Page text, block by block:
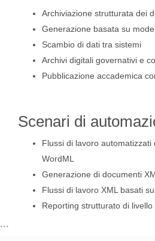
Archiviazione strutturata dei
Generazione basata su
Scambio di dati tra sistemi
Archivi digitali governativi e
Pubblicazione accademica
Scenari di
Flussi di lavoro automatizzati
WordML
Generazione di documenti
Flussi di lavoro XML basati
Reporting strutturato di livello
```